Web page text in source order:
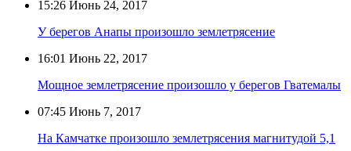
15:26 Июнь 24, 2017
У берегов Анапы произошло землетрясение
16:01 Июнь 22, 2017
Мощное землетрясение произошло у берегов Гватемалы
07:45 Июнь 7, 2017
На Камчатке произошло землетрясения магнитудой 5,1